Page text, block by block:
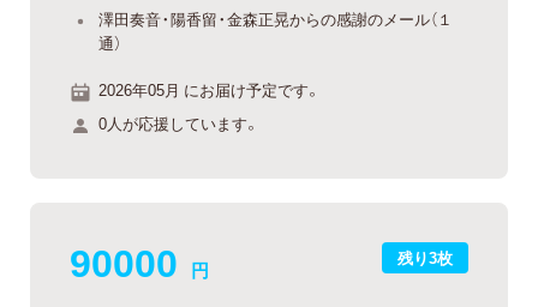
澤田奏音・陽香留・金森正晃からの感謝のメール（１
通）
2026年05月 にお届け予定です。
0人が応援しています。
残り3枚
90000 円